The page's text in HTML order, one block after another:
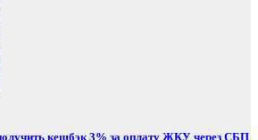
кешбэк 3% за оплату ЖКУ через СБП